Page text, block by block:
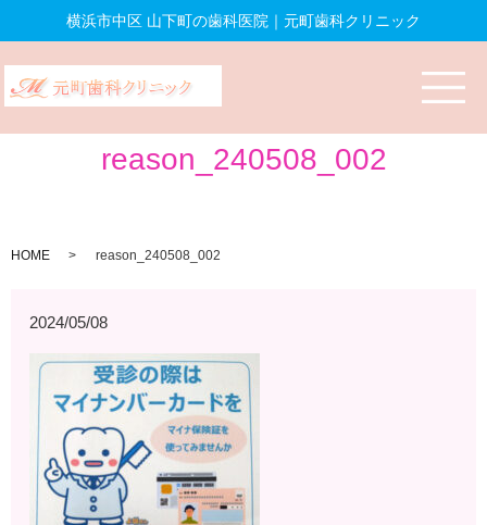
横浜市中区 山下町の歯科医院｜元町歯科クリニック
reason_240508_002
HOME reason_240508_002
2024/05/08